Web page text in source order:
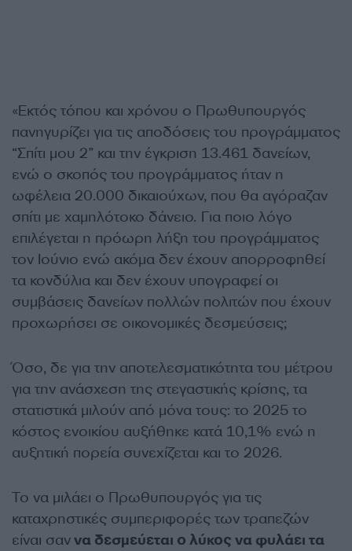
«Εκτός τόπου και χρόνου ο Πρωθυπουργός
πανηγυρίζει για τις αποδόσεις του προγράμματος
“Σπίτι μου 2” και την έγκριση 13.461 δανείων,
ενώ ο σκοπός του προγράμματος ήταν η
ωφέλεια 20.000 δικαιούχων, που θα αγόραζαν
σπίτι με χαμηλότοκο δάνειο. Για ποιο λόγο
επιλέγεται η πρόωρη λήξη του προγράμματος
τον Ιούνιο ενώ ακόμα δεν έχουν απορροφηθεί
τα κονδύλια και δεν έχουν υπογραφεί οι
συμβάσεις δανείων πολλών πολιτών που έχουν
προχωρήσει σε οικονομικές δεσμεύσεις;
Όσο, δε για την αποτελεσματικότητα του μέτρου
για την ανάσχεση της στεγαστικής κρίσης, τα
στατιστικά μιλούν από μόνα τους: το 2025 το
κόστος ενοικίου αυξήθηκε κατά 10,1% ενώ η
αυξητική πορεία συνεχίζεται και το 2026.
Το να μιλάει ο Πρωθυπουργός για τις
καταχρηστικές συμπεριφορές των τραπεζών
είναι σαννα δεσμεύεται ο λύκος να φυλάει τα